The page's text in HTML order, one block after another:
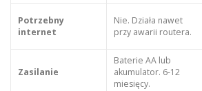
Potrzebny
internet
Nie. Działa nawet
przy awarii routera.
Zasilanie
Baterie AA lub
akumulator. 6-12
miesięcy.